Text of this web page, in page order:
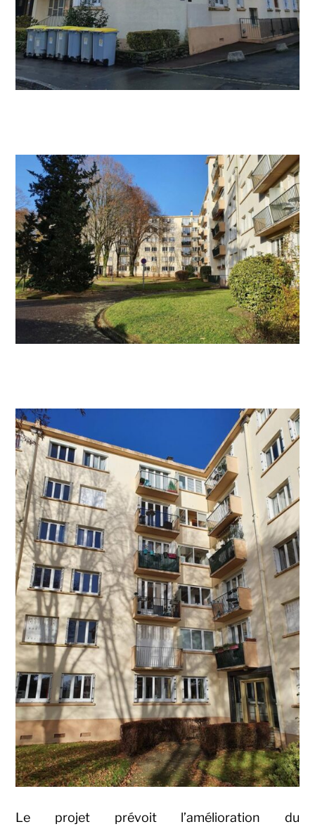
Le projet prévoit l’amélioration du